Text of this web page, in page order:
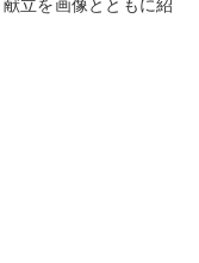
立を画像とともに紹